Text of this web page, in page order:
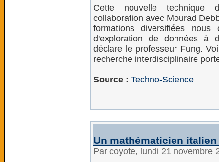
Cette nouvelle technique
collaboration avec Mourad
formations diversifiées nous
d'exploration de données à
déclare le professeur Fung.
recherche interdisciplinaire
Source : Techno-Science
Un mathématicien
Par coyote, lundi 21 novembre